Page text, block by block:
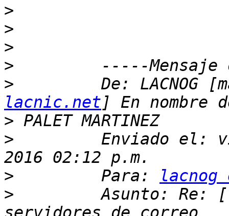
>
>
>
>
>
De: LACNOG
lacnic.net
>
>
Enviado el:
>
         Para:
>
Asunto: Re: